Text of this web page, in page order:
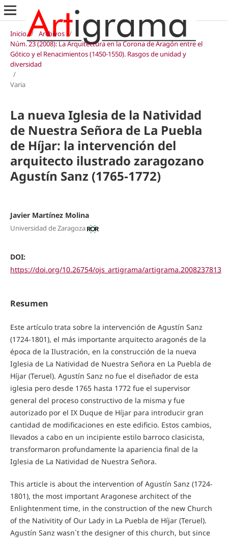
Inicio / Archivos /
Núm. 23 (2008): La Arquitectura en la Corona de Aragón entre el
Gótico y el Renacimientos (1450-1550). Rasgos de unidad y
diversidad
/
Varia
La nueva Iglesia de la Natividad
de Nuestra Señora de La Puebla
de Híjar: la intervención del
arquitecto ilustrado zaragozano
Agustín Sanz (1765-1772)
Javier Martínez Molina
Universidad de Zaragoza
DOI:
https://doi.org/10.26754/ojs_artigrama/artigrama.2008237813
Resumen
Este artículo trata sobre la intervención de Agustín Sanz
(1724-1801), el más importante arquitecto aragonés de la
época de la Ilustración, en la construcción de la nueva
Iglesia de La Natividad de Nuestra Señora en La Puebla de
Híjar (Teruel). Agustín Sanz no fue el diseñador de esta
iglesia pero desde 1765 hasta 1772 fue el supervisor
general del proceso constructivo de la misma y fue
autorizado por el IX Duque de Híjar para introducir gran
cantidad de modificaciones en este edificio. Estos cambios,
llevados a cabo en un incipiente estilo barroco clasicista,
transformaron profundamente la apariencia final de la
Iglesia de La Natividad de Nuestra Señora.
This article is about the intervention of Agustín Sanz (1724-
1801), the most important Aragonese architect of the
Enlightenment time, in the construction of the new Church
of the Nativitity of Our Lady in La Puebla de Híjar (Teruel).
Agustín Sanz wasn`t the designer of this church, but since